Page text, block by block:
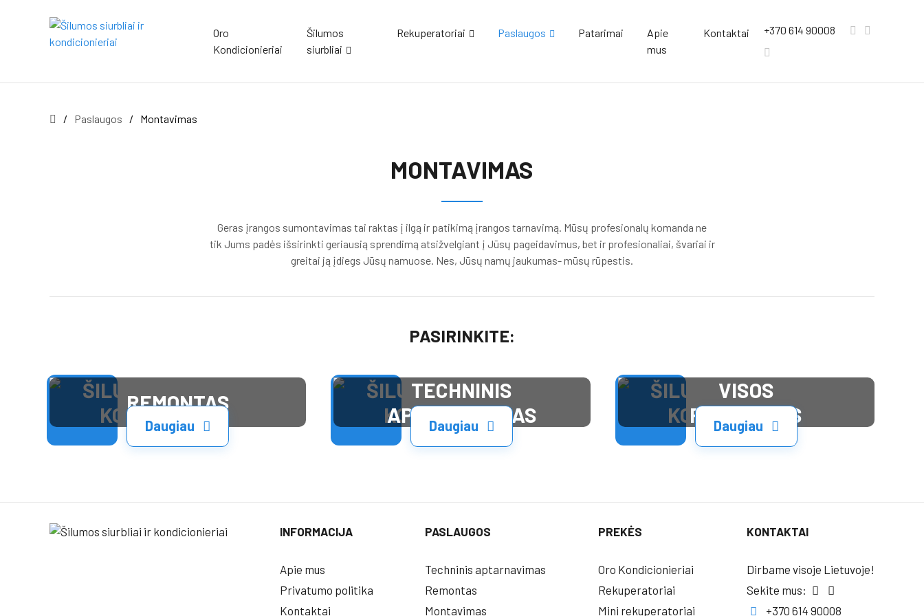
Oro
Kondicionieriai
Šilumos
siurbliai
Rekuperatoriai Paslaugos Patarimai
Apie
mus
Kontaktai +370 614 90008
/ Paslaugos / Montavimas
MONTAVIMAS
Geras įrangos sumontavimas tai raktas į ilgą ir patikimą įrangos tarnavimą. Mūsų profesionalų komanda ne
tik Jums padės išsirinkti geriausią sprendimą atsižvelgiant į Jūsų pageidavimus, bet ir profesionaliai, švariai ir
greitai ją įdiegs Jūsų namuose. Nes, Jūsų namų jaukumas- mūsų rūpestis.
PASIRINKITE:
REMONTAS
Daugiau
TECHNINIS
APTARNAVIMAS
Daugiau
VISOS
PASLAUGOS
Daugiau
INFORMACIJA
Apie mus
Privatumo politika
Kontaktai
PASLAUGOS
Techninis aptarnavimas
Remontas
Montavimas
PREKĖS
Oro Kondicionieriai
Rekuperatoriai
Mini rekuperatoriai
KONTAKTAI
Dirbame visoje Lietuvoje!
Sekite mus:
+370 614 90008